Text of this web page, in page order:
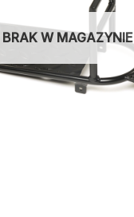
BRAK W MAGAZYNIE